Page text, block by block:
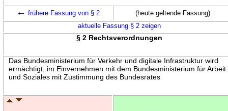
← frühere Fassung von § 2
(heute geltende Fassung)
aktuelle Fassung § 2 zeigen
§ 2 Rechtsverordnungen
Das Bundesministerium für Verkehr und digitale Infrastruktur wird
ermächtigt, im Einvernehmen mit dem Bundesministerium für Arbeit
und Soziales mit Zustimmung des Bundesrates